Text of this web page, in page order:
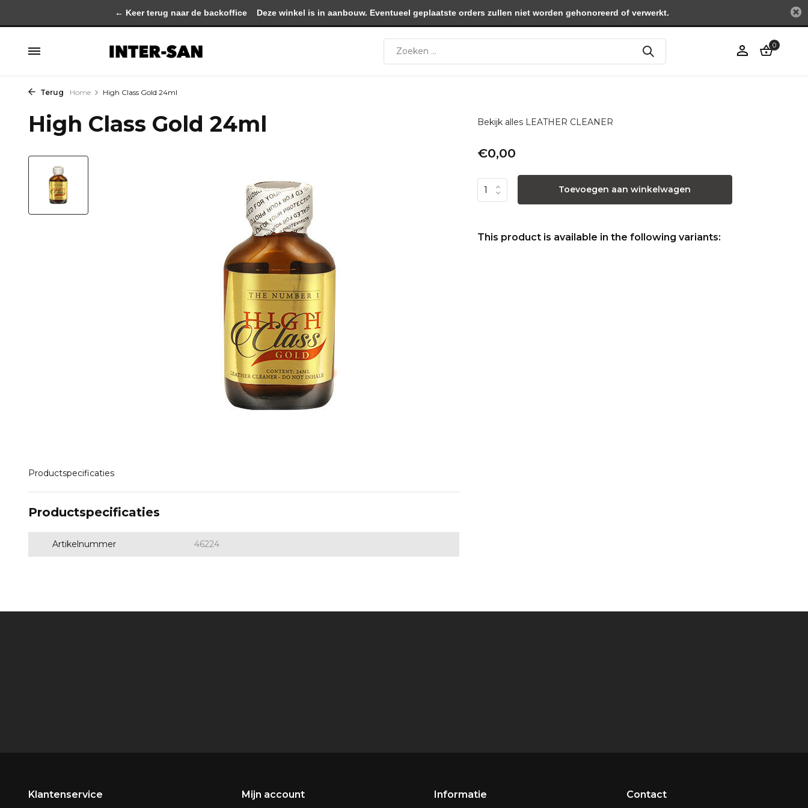
0
Terug Home High Class Gold 24ml
High Class Gold 24ml
Productspecificaties
Productspecificaties
Artikelnummer 46224
Bekijk alles LEATHER CLEANER
€0,00
Toevoegen aan winkelwagen
This product is available in the following variants:
Klantenservice Mijn account Informatie Contact
← Keer terug naar de backoffice Deze winkel is in aanbouw. Eventueel geplaatste orders zullen niet worden gehonoreerd of verwerkt.